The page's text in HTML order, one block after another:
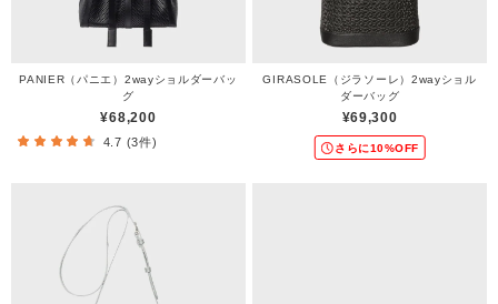
PANIER（パニエ）2wayショルダーバッ
グ
¥68,200
4.7 (3件)
GIRASOLE（ジラソーレ）2wayショル
ダーバッグ
¥69,300
さらに10%OFF